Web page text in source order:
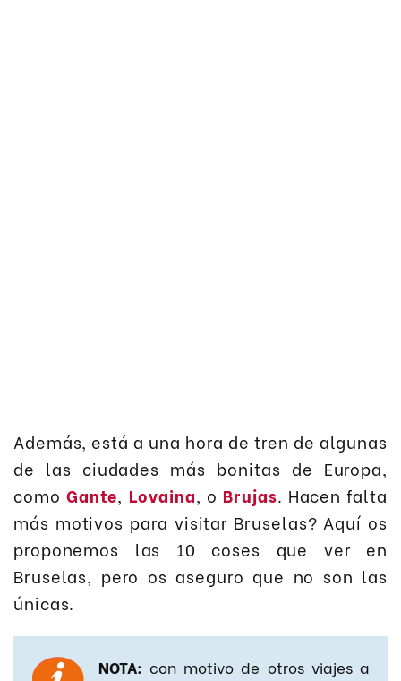
Además, está a una hora de tren de algunas
de las ciudades más bonitas de Europa,
como Gante, Lovaina, o Brujas. Hacen falta
más motivos para visitar Bruselas? Aquí os
proponemos las 10 coses que ver en
Bruselas, pero os aseguro que no son las
únicas.
NOTA: con motivo de otros viajes a